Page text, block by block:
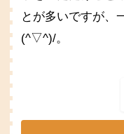
とが多いですが、
(^▽^)/。